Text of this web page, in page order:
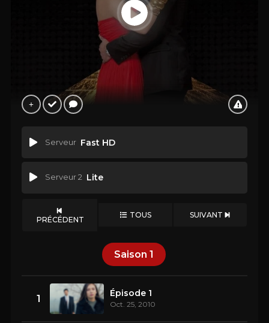
Serveur Fast HD
Serveur 2 Lite
PRÉCÉDENT TOUS SUIVANT
Saison 1
1 Épisode 1
Oct. 25, 2010